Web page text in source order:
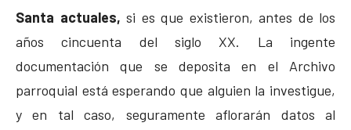
Santa actuales, si es que existieron, antes de los
años cincuenta del siglo XX. La ingente
documentación que se deposita en el Archivo
parroquial está esperando que alguien la investigue,
y en tal caso, seguramente aflorarán datos al